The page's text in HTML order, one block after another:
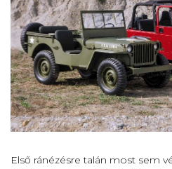
Első ránézésre talán most sem